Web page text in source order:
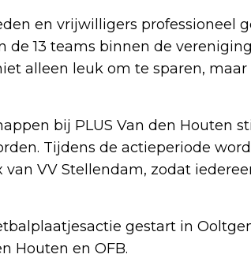
en vrijwilligers professioneel
de 13 teams binnen de
alleen leuk om te sparen,
bij PLUS Van den Houten
Tijdens de actieperiode
VV Stellendam, zodat
gestart in
Houten en OFB.